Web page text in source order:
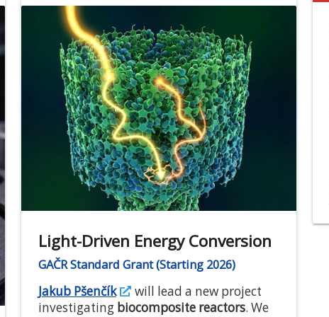
Light-Driven Energy Conversion
GAČR Standard Grant (Starting 2026)
Jakub Pšenčík
will lead a new project
investigating biocomposite reactors. We